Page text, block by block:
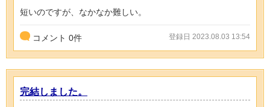
短いのですが、なかなか難しい。
コメント 0件 登録日 2023.08.03 13:54
完結しました。